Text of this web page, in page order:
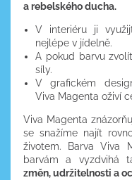
a rebelského ducha.
V interiéru ji
nejlépe v jídelně.
A pokud barvu
síly.
V grafickém
Viva Magenta oživí
Viva Magenta
se snažíme najít
životem. Barva Viva
barvám a vyzdvihá
změn, udržitelnosti a